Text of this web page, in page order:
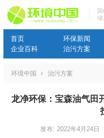
绿
首页 环保新闻
企业百科
治污方案
环境中国 治污方案
龙净环保：宝森油气田
发布: 2022年4月24日